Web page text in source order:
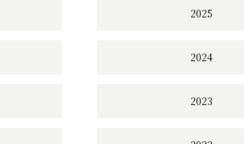
2025
2024
2023